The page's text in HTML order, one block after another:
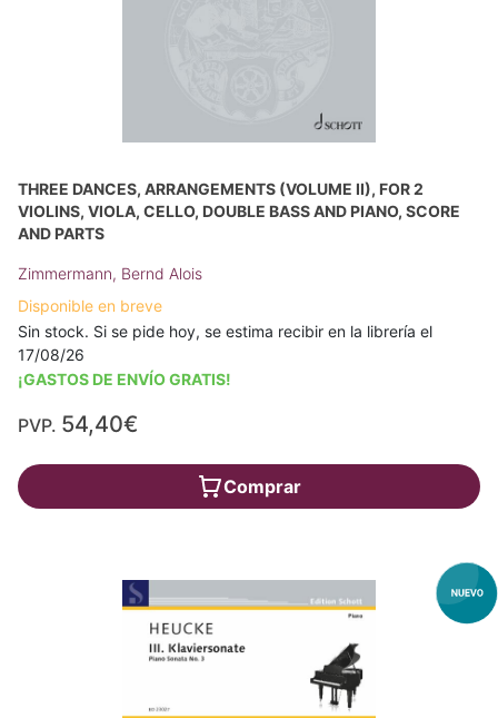
THREE DANCES, ARRANGEMENTS (VOLUME II), FOR 2
VIOLINS, VIOLA, CELLO, DOUBLE BASS AND PIANO, SCORE
AND PARTS
Zimmermann, Bernd Alois
Disponible en breve
Sin stock. Si se pide hoy, se estima recibir en la librería el
17/08/26
¡GASTOS DE ENVÍO GRATIS!
PVP. 54,40€
Comprar